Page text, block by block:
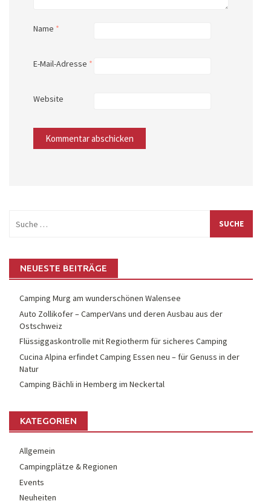
Name *
E-Mail-Adresse *
Website
nach:
NEUESTE BEITRÄGE
Camping Murg am wunderschönen Walensee
Auto Zollikofer – CamperVans und deren Ausbau aus der
Ostschweiz
Flüssiggaskontrolle mit Regiotherm für sicheres Camping
Cucina Alpina erfindet Camping Essen neu – für Genuss in der
Natur
Camping Bächli in Hemberg im Neckertal
KATEGORIEN
Allgemein
Campingplätze & Regionen
Events
Neuheiten